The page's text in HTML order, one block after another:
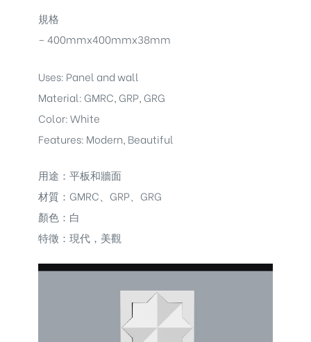
規格
– 400mmx400mmx38mm
Uses: Panel and wall
Material: GMRC, GRP, GRG
Color: White
Features: Modern, Beautiful
用途：平板和牆面
材質：GMRC、GRP、GRG
顏色：白
特徵：現代，美觀